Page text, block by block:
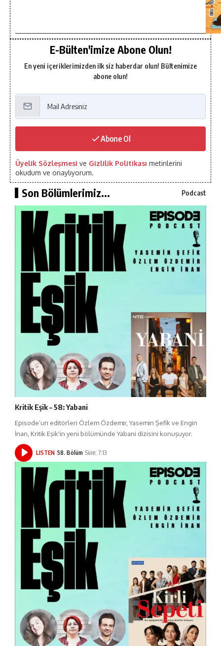
E-Bülten'imize Abone Olun!
En yeni içeriklerimizden ilk siz haberdar olun! Bültenimize
abone olun!
Abone Ol
Üyelik Sözleşmesi ve Gizlilik Politikası metinlerini
okudum ve onaylıyorum.
Son Bölümlerimiz... Podcast
Kritik Eşik – 58: Yabani
Episode’un editörleri Özlem Özdemir, Yasemin Şefik ve Engin
İnan, Kritik Eşik'in yeni bölümünde Yabani dizisini konuşuyor.
LISTEN 58. Bölüm Süre: 7:13